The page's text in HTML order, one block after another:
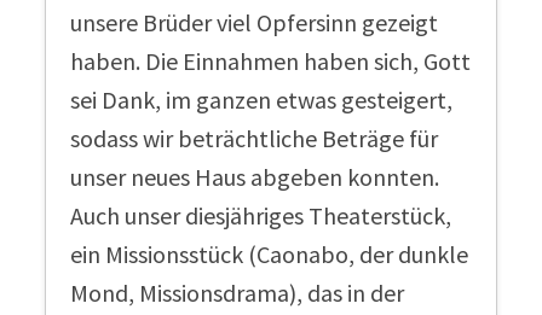
unsere Brüder viel Opfersinn gezeigt
haben. Die Einnahmen haben sich, Gott
sei Dank, im ganzen etwas gesteigert,
sodass wir beträchtliche Beträge für
unser neues Haus abgeben konnten.
Auch unser diesjähriges Theaterstück,
ein Missionsstück (Caonabo, der dunkle
Mond, Missionsdrama), das in der